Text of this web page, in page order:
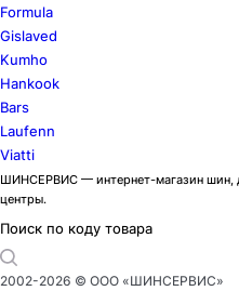
Formula
Gislaved
Kumho
Hankook
Bars
Laufenn
Viatti
ШИНСЕРВИС — интернет-магазин шин,
центры.
Поиск по коду товара
2002-2026 © ООО «ШИНСЕРВИС»